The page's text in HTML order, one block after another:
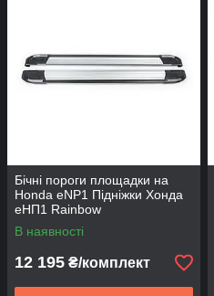
Бічні пороги площадки на
Honda eNP1 Підніжки Хонда
еНП1 Rainbow
В наявності
12 195 ₴/комплект